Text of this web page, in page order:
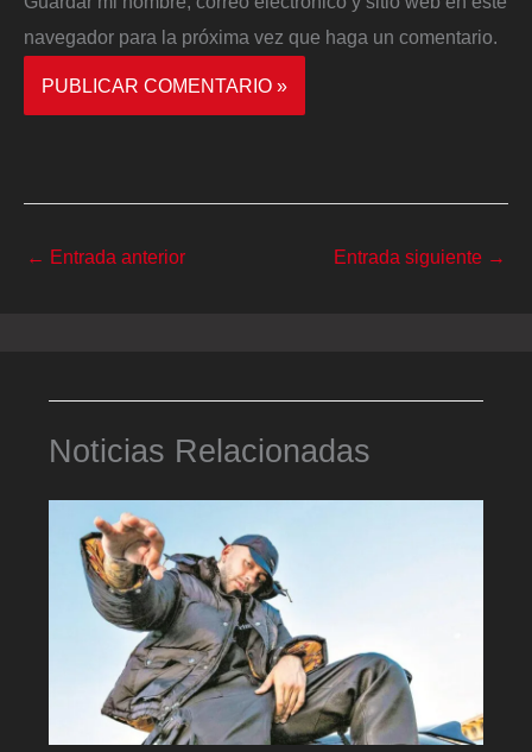
navegador para la próxima vez que haga un comentario.
← Entrada anterior Entrada siguiente →
Noticias Relacionadas